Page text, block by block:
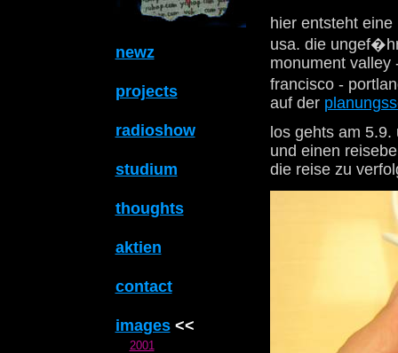
newz
projects
radioshow
studium
thoughts
aktien
contact
images<<
2001
hier entsteht
usa. die
monument valley
francisco -
auf der
los gehts am
und einen
die reise zu